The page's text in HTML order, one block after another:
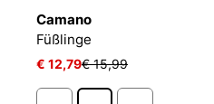
Camano
Füßlinge
€ 12,79€ 15,99